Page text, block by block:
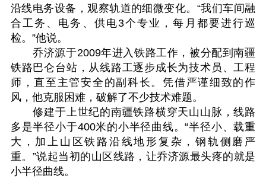
沿线电务设备，观察轨道的细微变化。“我们车间融
合工务、电务、供电3个专业，每月都要进行巡
检。”他说。
乔济源于2009年进入铁路工作，被分配到南疆
铁路巴仑台站，从线路工逐步成长为技术员、工程
师，直至主管安全的副科长。凭借严谨细致的作
风，他克服困难，破解了不少技术难题。
修建于上世纪的南疆铁路横穿天山山脉，线路
多是半径小于400米的小半径曲线。“半径小、载重
大，加上山区铁路沿线地形复杂，钢轨侧磨严
重。”说起当初的山区线路，让乔济源最头疼的就是
小半径曲线。